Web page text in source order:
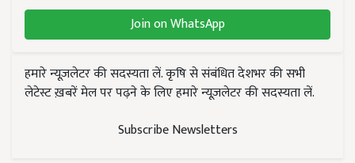
Join on WhatsApp
हमारे न्यूज़लेटर की सदस्यता लें. कृषि से संबंधित देशभर की सभी
लेटेस्ट ख़बरें मेल पर पढ़ने के लिए हमारे न्यूज़लेटर की सदस्यता लें.
Subscribe Newsletters